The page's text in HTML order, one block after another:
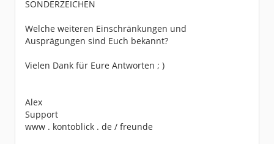
SONDERZEICHEN
Welche weiteren Einschränkungen und
Ausprägungen sind Euch bekannt?
Vielen Dank für Eure Antworten ; )
Alex
Support
www . kontoblick . de / freunde